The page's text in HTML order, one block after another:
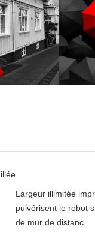
Largeur illimitée
pulvérisent le robot
de mur de distanc